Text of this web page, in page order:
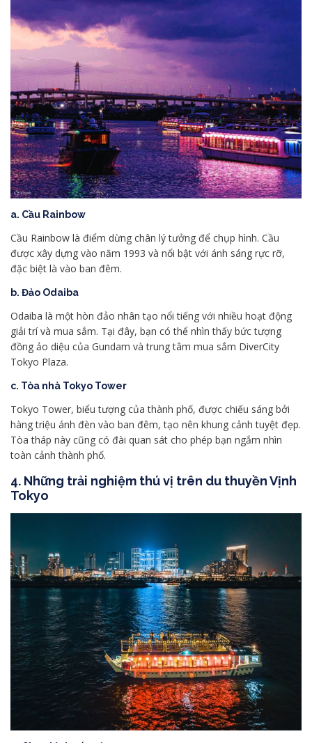
a. Cầu Rainbow
Cầu Rainbow là điểm dừng chân lý tưởng để chụp hình. Cầu
được xây dựng vào năm 1993 và nổi bật với ánh sáng rực rỡ,
đặc biệt là vào ban đêm.
b. Đảo Odaiba
Odaiba là một hòn đảo nhân tạo nổi tiếng với nhiều hoạt động
giải trí và mua sắm. Tại đây, bạn có thể nhìn thấy bức tượng
đồng ảo diệu của Gundam và trung tâm mua sắm DiverCity
Tokyo Plaza.
c. Tòa nhà Tokyo Tower
Tokyo Tower, biểu tượng của thành phố, được chiếu sáng bởi
hàng triệu ánh đèn vào ban đêm, tạo nên khung cảnh tuyệt đẹp.
Tòa tháp này cũng có đài quan sát cho phép bạn ngắm nhìn
toàn cảnh thành phố.
4. Những trải nghiệm thú vị trên du thuyền Vịnh
Tokyo